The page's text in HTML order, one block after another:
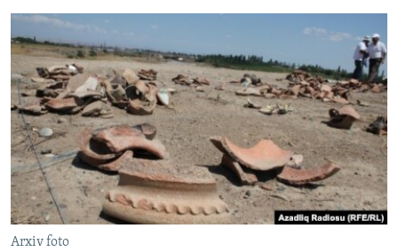
ARAŞDIRMA
MULTIMEDIA
VIDEO
FOTOQALEREYA
İNFOQRAFIKA
KARIKATURA
RADIO ARXIV
OXU ZALI
AZƏRBAYCAN ƏDƏBIYYATI KITABXANASI
İSLAM VƏ DEMOKRATIYA
İZ - MƏDƏNIYYƏT PROQRAMI
HAQQIMIZDA
MISSIYAMIZ
PEŞƏ ETIKASI VƏ JURNALISTIKA STANDARTLARIMIZ
MATERIALLARIMIZDAN ISTIFADƏ
AZADLIQRADIOSU MOBIL TELEFONUNUZDA
BIZI IZLƏ
Arxiv foto